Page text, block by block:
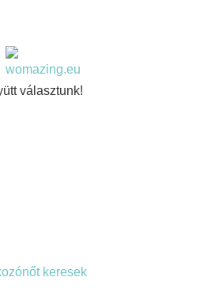
választunk!
keresek